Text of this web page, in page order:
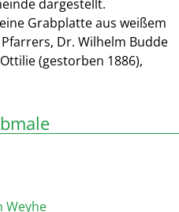
dargestellt.
Grabplatte aus weißem
Dr. Wilhelm Budde
(gestorben 1886),
Weyhe